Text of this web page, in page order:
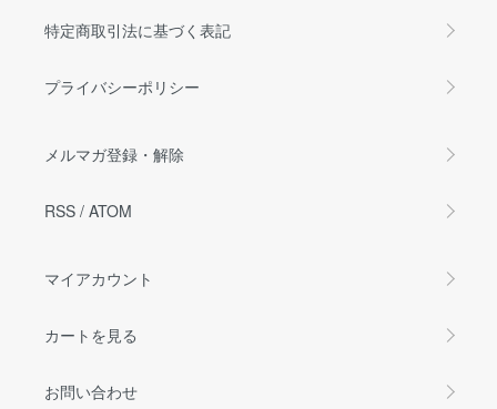
特定商取引法に基づく表記
プライバシーポリシー
メルマガ登録・解除
RSS / ATOM
マイアカウント
カートを見る
お問い合わせ